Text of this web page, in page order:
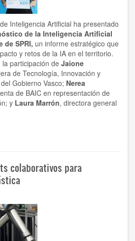
Inteligencia Artificial ha presentado
de la Inteligencia Artificial
de SPRI, un informe estratégico que
y retos de la IA en el territorio.
participación de Jaione
de Tecnología, Innovación y
Gobierno Vasco; Nerea
de BAIC en representación de
y Laura Marrón, directora general
colaborativos para